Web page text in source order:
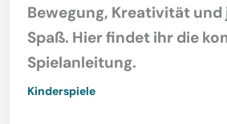
Bewegung, Kreativität und
Spaß. Hier findet ihr die
Spielanleitung.
Kinderspiele